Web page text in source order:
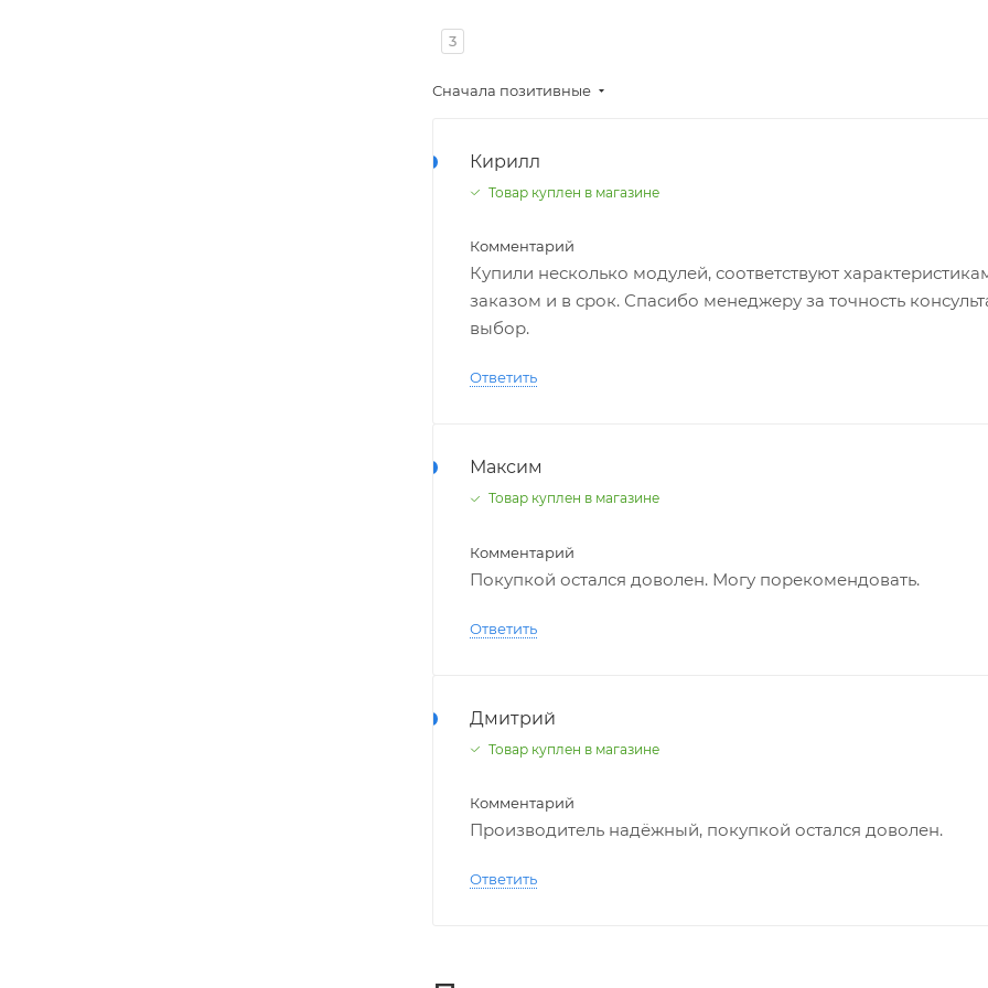
3
Сначала позитивные
Кирилл
Товар куплен в магазине
Комментарий
Купили несколько модулей, соответствуют
заказом и в срок. Спасибо менеджеру за точность
выбор.
Ответить
Максим
Товар куплен в магазине
Комментарий
Покупкой остался доволен. Могу порекомендовать.
Ответить
Дмитрий
Товар куплен в магазине
Комментарий
Производитель надёжный, покупкой остался доволен.
Ответить